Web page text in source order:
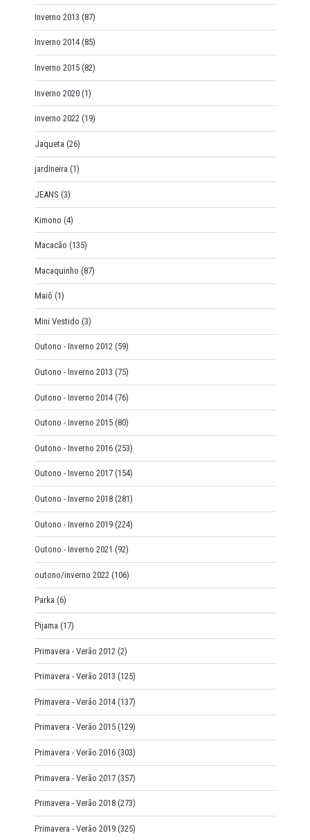
Inverno 2013 (87)
Inverno 2014 (85)
Inverno 2015 (82)
Inverno 2020 (1)
inverno 2022 (19)
Jaqueta (26)
jardineira (1)
JEANS (3)
Kimono (4)
Macacão (135)
Macaquinho (87)
Maiô (1)
Mini Vestido (3)
Outono - Inverno 2012 (59)
Outono - Inverno 2013 (75)
Outono - Inverno 2014 (76)
Outono - Inverno 2015 (80)
Outono - Inverno 2016 (253)
Outono - Inverno 2017 (154)
Outono - Inverno 2018 (281)
Outono - Inverno 2019 (224)
Outono - Inverno 2021 (92)
outono/inverno 2022 (106)
Parka (6)
Pijama (17)
Primavera - Verão 2012 (2)
Primavera - Verão 2013 (125)
Primavera - Verão 2014 (137)
Primavera - Verão 2015 (129)
Primavera - Verão 2016 (303)
Primavera - Verão 2017 (357)
Primavera - Verão 2018 (273)
Primavera - Verão 2019 (325)